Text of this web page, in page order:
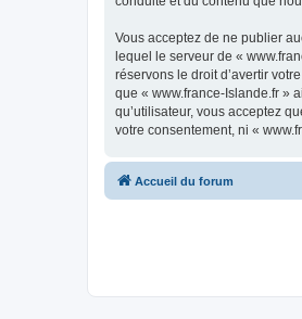
Vous acceptez de ne publier
lequel le serveur de «
réservons le droit d’avertir
que « www.france-Islande.fr »
qu’utilisateur, vous acceptez
votre consentement, ni «
Accueil du forum